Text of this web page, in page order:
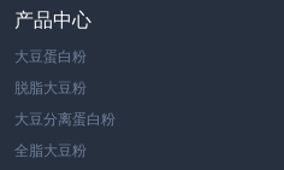
产品中心
大豆蛋白粉
脱脂大豆粉
大豆分离蛋白粉
全脂大豆粉